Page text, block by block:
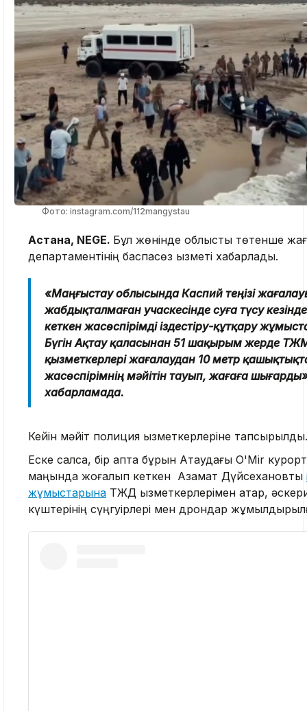
Фото: instagram.com/112mangystau
Астана, NEGE. Бұл жөнінде облыстық төтенше
департаментінің баспасөз қызметі хабарлады.
«Маңғыстау облысында Каспий теңізі
жабдықталмаған учаскесінде суға түсу
кеткен жасөспірімді іздестіру-құтқару
Бүгін Ақтау қаласынан 51 шақырым жерде
қызметкерлері жағалаудан 10 метр
жасөспірімнің мәйітін тауып, жағаға
хабарламада.
Кейін мәйіт полиция қызметкерлеріне тапсырылды.
Еске салсақ, бір апта бұрын Ақтаудағы O'Mir
маңында жоғалып кеткен Азамат Дүйсехановты
жұмыстарына ТЖД қызметкерлерімен қатар,
күштерінің сүңгуірлері мен дрондар